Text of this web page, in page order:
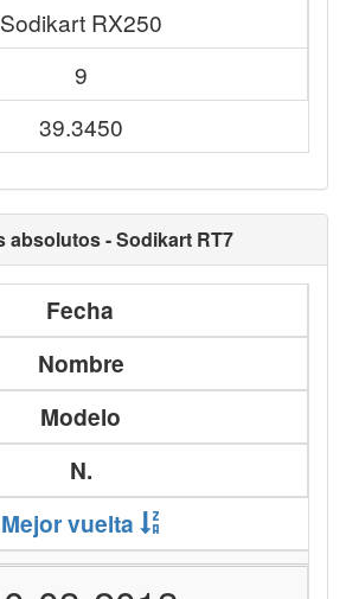
Sodikart RX250
9
39.3450
absolutos - Sodikart RT7
Fecha
Nombre
Modelo
N.
Mejor vuelta